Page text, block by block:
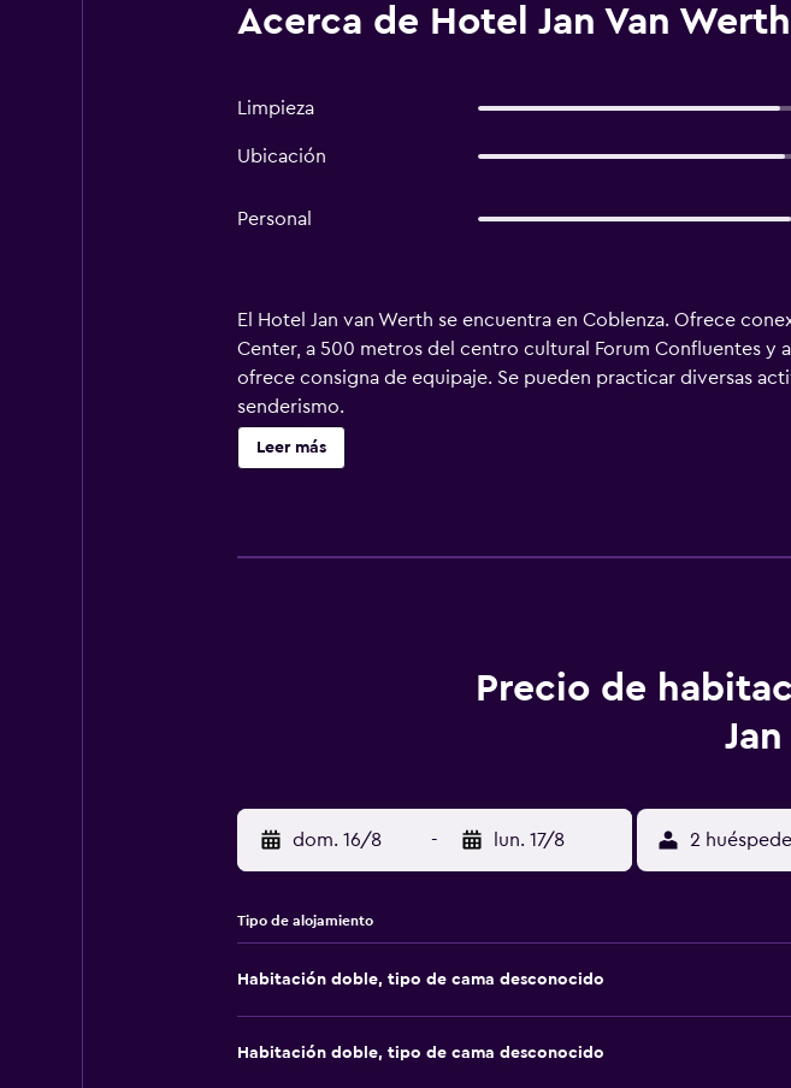
Acerca de Hotel Jan Van
Limpieza
Ubicación
Personal
El Hotel Jan van Werth se encuentra en Coblenza. Ofrece
Center, a 500 metros del centro cultural Forum Confluentes
ofrece consigna de equipaje. Se pueden practicar diversas
senderismo.
Leer más
Precio de
dom. 16/8 - lun. 17/8 2
Tipo de alojamiento
Habitación doble, tipo de cama desconocido
Habitación doble, tipo de cama desconocido